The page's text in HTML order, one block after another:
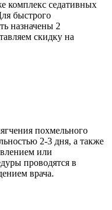
комплекс седативных
быстрого
назначены 2
скидку на
похмельного
2-3 дня, а также
или
проводятся в
врача.